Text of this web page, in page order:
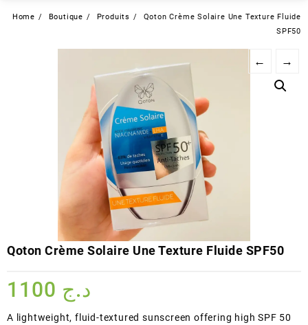
Home Boutique Produits
Qoton Crème Solaire Une Texture Fluide
SPF50
← →
Qoton Crème Solaire Une Texture Fluide SPF50
د.ج
A lightweight, fluid-textured sunscreen offering high SPF 50